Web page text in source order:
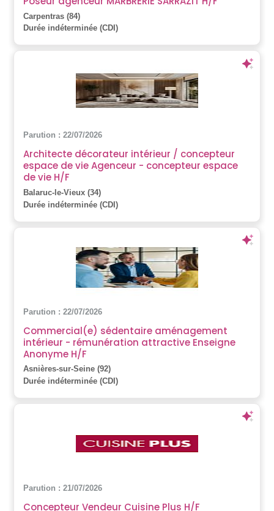
Carpentras (84)
Durée indéterminée (CDI)
Parution : 22/07/2026
Architecte décorateur intérieur / concepteur
espace de vie Agenceur - concepteur espace
de vie H/F
Balaruc-le-Vieux (34)
Durée indéterminée (CDI)
Parution : 22/07/2026
Commercial(e) sédentaire aménagement
intérieur - rémunération attractive Enseigne
Anonyme H/F
Asnières-sur-Seine (92)
Durée indéterminée (CDI)
Parution : 21/07/2026
Concepteur Vendeur Cuisine Plus H/F